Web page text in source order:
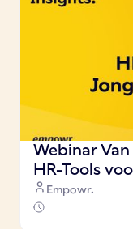
Webinar
HR-Tools
Empowr.